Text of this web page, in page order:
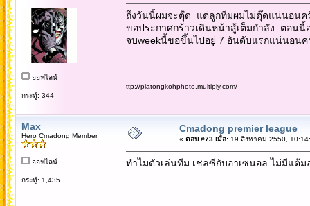
ออฟไลน์
กระทู้: 344
ถึงวันนี้ผมจะตุ๊ด แต่ลูกทีมผมไม่ตุ๊ดแน่นอนค
ขอประกาศกร้าวเดินหน้าสู้เต็มกำลัง ตอนนี้
จบweekนี้ขอขึ้นไปอยู่ 7 อันดับแรกแน่นอนค
ttp://platongkohphoto.multiply.com/
Max
Hero Cmadong Member
ออฟไลน์
กระทู้: 1,435
Cmadong premier league
« ตอบ #73 เมื่อ:19 สิงหาคม 2550,
ทำไมตัวเล่นทีม เชลซีกับอาเซนอล ไม่มีแต้ม